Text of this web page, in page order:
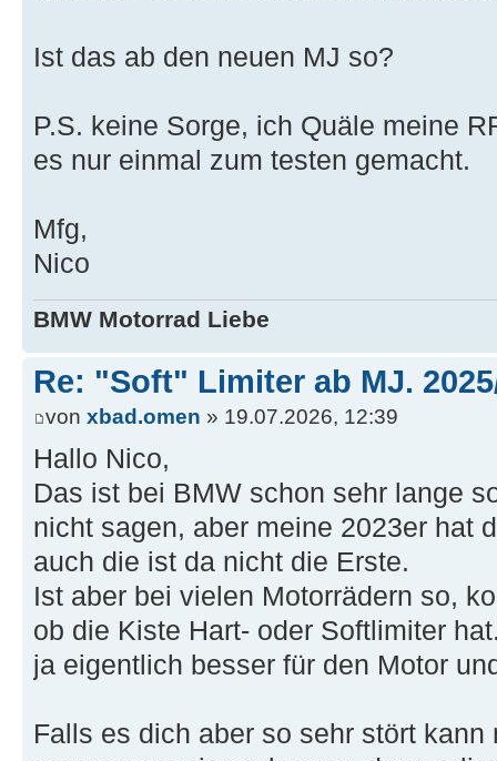
Ist das ab den neuen MJ so?
P.S. keine Sorge, ich Quäle meine
es nur einmal zum testen gemacht.
Mfg,
Nico
BMW Motorrad Liebe
Re: "Soft" Limiter ab MJ.
von xbad.omen » 19.07.2026, 12:39
Hallo Nico,
Das ist bei BMW schon sehr lange
nicht sagen, aber meine 2023er hat
auch die ist da nicht die Erste.
Ist aber bei vielen Motorrädern so,
ob die Kiste Hart- oder Softlimiter
ja eigentlich besser für den Motor
Falls es dich aber so sehr stört kann